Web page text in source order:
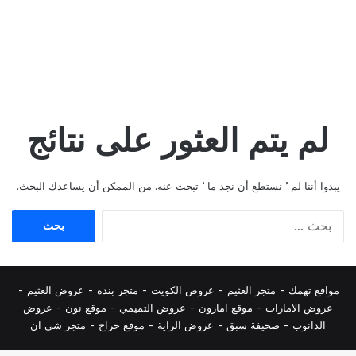
لم يتم العثور على نتائج
يبدوا أننا لم ’ نستطع أن نجد ما ’ تبحث عنه. من الممكن أن يساعدك البحث.
مواقع تهمك - متجر العثيم - عروض الكويت - متجر بنده - عروض العثيم -
عروض الامارات - موقع امازون - عروض التميمي - موقع نون - عروض
الدانوب - صحيفة سبق - عروض الراية - موقع حراج - متجر شي ان